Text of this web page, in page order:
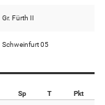
Gr. Fürth II
Schweinfurt 05
Sp T Pkt